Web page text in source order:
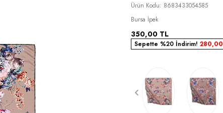
Ürün Kodu: 8683433054585
Bursa İpek
350,00 TL
Sepette %20 İndirim! 280,00